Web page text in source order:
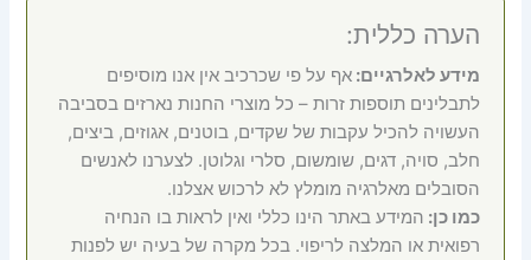
הערה כללית:
מידע לאלרגיים:אף על פי שכרכיב אין אנו מוסיפים
לתבלינים תוספות זרות – כל מוצרי החנות נארזים בסביבה
העשויה להכיל עקבות של שקדים, בוטנים, אגוזים, ביצים,
חלב, סויה, דגים, שומשום, סלרי וגלוטן. לצערנו לאנשים
הסובלים מאלרגיה מומלץ לא לרכוש אצלנו.
כמו כן: המידע באתר הינו כללי ואין לראות בו הנחיה
רפואית או המלצה לריפוי. בכל מקרה של בעיה יש לפנות